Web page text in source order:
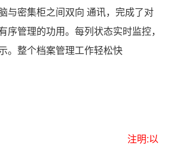
与密集柜之间双向 通讯，完成了对
序管理的功用。 每列状态实时监控，
。整个档案管理工作轻松快
:以